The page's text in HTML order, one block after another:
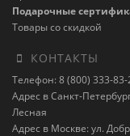
Подарочные
Товары со скидкой
КОНТАКТЫ
Телефон: 8 (800) 333-83-
Адрес в Санкт-
Лесная
Адрес в Москве: ул.